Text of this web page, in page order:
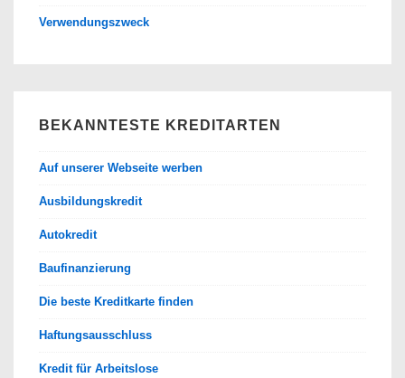
Verwendungszweck
BEKANNTESTE KREDITARTEN
Auf unserer Webseite werben
Ausbildungskredit
Autokredit
Baufinanzierung
Die beste Kreditkarte finden
Haftungsausschluss
Kredit für Arbeitslose